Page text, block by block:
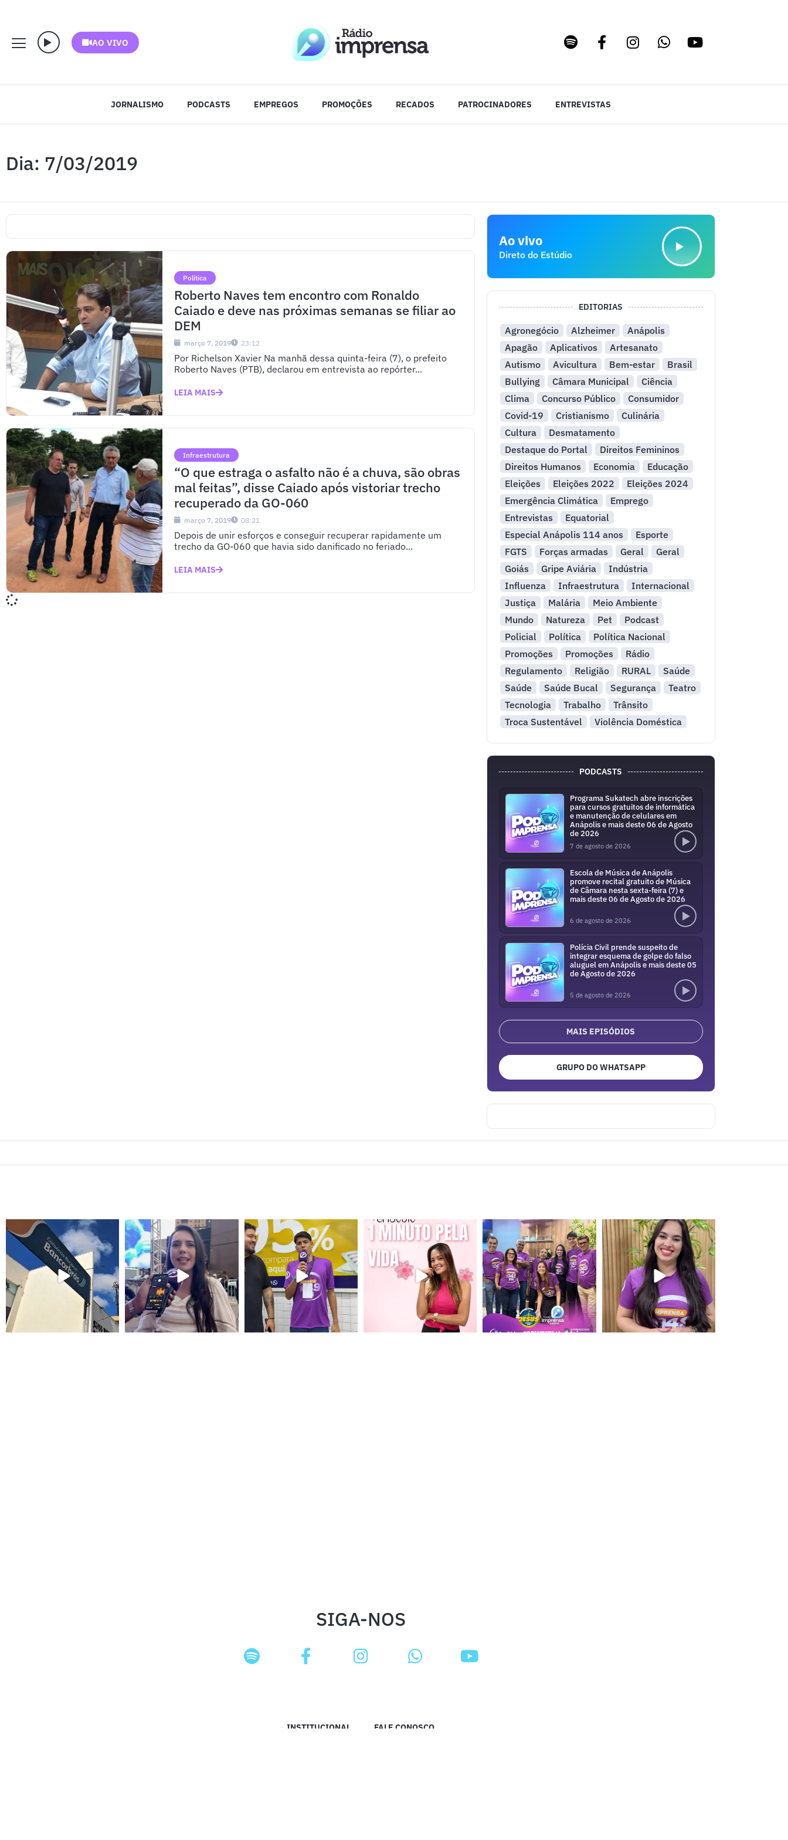
AO VIVO
JORNALISMO PODCASTS EMPREGOS PROMOÇÕES RECADOS PATROCINADORES ENTREVISTAS
Dia: 7/03/2019
Política
Roberto Naves tem encontro com Ronaldo
Caiado e deve nas próximas semanas se filiar ao
DEM
março 7, 2019 23:12
Por Richelson Xavier Na manhã dessa quinta-feira (7), o prefeito
Roberto Naves (PTB), declarou em entrevista ao repórter...
LEIA MAIS
Infraestrutura
“O que estraga o asfalto não é a chuva, são obras
mal feitas”, disse Caiado após vistoriar trecho
recuperado da GO-060
março 7, 2019 08:21
Depois de unir esforços e conseguir recuperar rapidamente um
trecho da GO-060 que havia sido danificado no feriado...
LEIA MAIS
Ao vivo
Direto do Estúdio
EDITORIAS
Agronegócio Alzheimer
Anápolis
Apagão
Aplicativos
Artesanato
Autismo
Avicultura Bem-estar
Brasil
Bullying
Câmara Municipal
Ciência
Clima
Concurso Público
Consumidor
Covid-19
Cristianismo
Culinária
Cultura
Desmatamento
Destaque do Portal
Direitos Femininos
Direitos Humanos
Economia
Educação
Eleições
Eleições 2022
Eleições 2024
Emergência Climática
Emprego
Entrevistas
Equatorial
Especial Anápolis 114 anos
Esporte
FGTS
Forças armadas Geral
Geral
Goiás
Gripe Aviária
Indústria
Influenza
Infraestrutura
Internacional
Justiça
Malária
Meio Ambiente
Mundo
Natureza Pet
Podcast
Policial
Política
Política Nacional
Promoções
Promoções
Rádio
Regulamento
Religião RURAL
Saúde
Saúde
Saúde Bucal Segurança
Teatro
Tecnologia
Trabalho
Trânsito
Troca Sustentável
Violência Doméstica
PODCASTS
Programa Sukatech abre inscrições
para cursos gratuitos de informática
e manutenção de celulares em
Anápolis e mais deste 06 de Agosto
de 2026
7 de agosto de 2026
Escola de Música de Anápolis
promove recital gratuito de Música
de Câmara nesta sexta-feira (7) e
mais deste 06 de Agosto de 2026
6 de agosto de 2026
Polícia Civil prende suspeito de
integrar esquema de golpe do falso
aluguel em Anápolis e mais deste 05
de Agosto de 2026
5 de agosto de 2026
MAIS EPISÓDIOS
GRUPO DO WHATSAPP
SIGA-NOS
INSTITUCIONAL FALE CONOSCO